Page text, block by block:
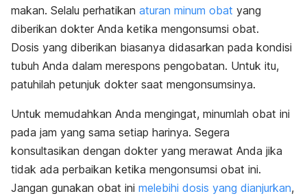
makan. Selalu perhatikan aturan minum obat yang
diberikan dokter Anda ketika mengonsumsi obat.
Dosis yang diberikan biasanya didasarkan pada kondisi
tubuh Anda dalam merespons pengobatan. Untuk itu,
patuhilah petunjuk dokter saat mengonsumsinya.
Untuk memudahkan Anda mengingat, minumlah obat ini
pada jam yang sama setiap harinya. Segera
konsultasikan dengan dokter yang merawat Anda jika
tidak ada perbaikan ketika mengonsumsi obat ini.
Jangan gunakan obat ini melebihi dosis yang dianjurkan,